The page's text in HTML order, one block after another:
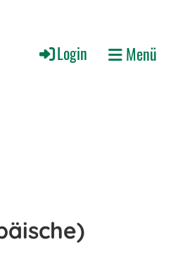
Login Menü